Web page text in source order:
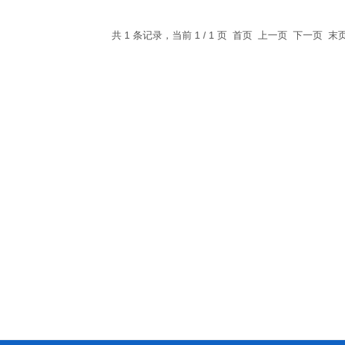
共 1 条记录，当前 1 / 1 页 首页 上一页 下一页 末